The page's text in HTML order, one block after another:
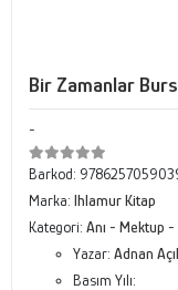
Bir Zamanlar
-
Barkod:
Marka: Ihlamur Kitap
Kategori: Anı - Mektup -
Yazar: Adnan
Basım Yılı: